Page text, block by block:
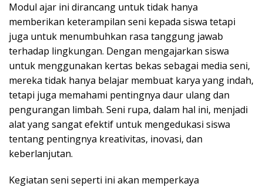
Modul ajar ini dirancang untuk tidak hanya
memberikan keterampilan seni kepada siswa tetapi
juga untuk menumbuhkan rasa tanggung jawab
terhadap lingkungan. Dengan mengajarkan siswa
untuk menggunakan kertas bekas sebagai media seni,
mereka tidak hanya belajar membuat karya yang indah,
tetapi juga memahami pentingnya daur ulang dan
pengurangan limbah. Seni rupa, dalam hal ini, menjadi
alat yang sangat efektif untuk mengedukasi siswa
tentang pentingnya kreativitas, inovasi, dan
keberlanjutan.
Kegiatan seni seperti ini akan memperkaya